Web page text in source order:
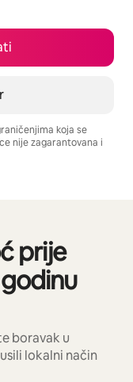
koja se
nije zagarantovana i
prije
boravak u
lokalni način